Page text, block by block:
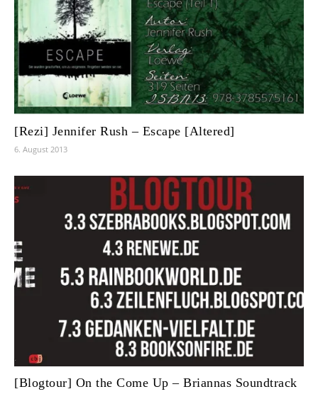
[Rezi] Jennifer Rush – Escape [Altered]
6. August 2013
[Blogtour] On the Come Up – Briannas Soundtrack